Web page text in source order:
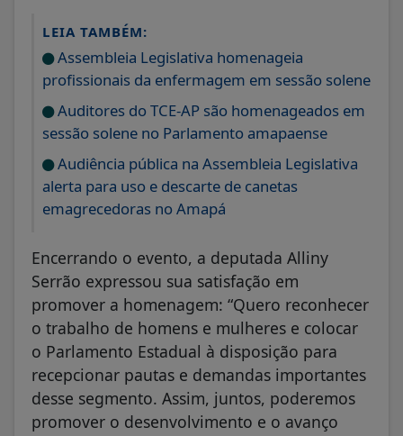
LEIA TAMBÉM:
Assembleia Legislativa homenageia
profissionais da enfermagem em sessão solene
Auditores do TCE-AP são homenageados em
sessão solene no Parlamento amapaense
Audiência pública na Assembleia Legislativa
alerta para uso e descarte de canetas
emagrecedoras no Amapá
Encerrando o evento, a deputada Alliny
Serrão expressou sua satisfação em
promover a homenagem: “Quero reconhecer
o trabalho de homens e mulheres e colocar
o Parlamento Estadual à disposição para
recepcionar pautas e demandas importantes
desse segmento. Assim, juntos, poderemos
promover o desenvolvimento e o avanço